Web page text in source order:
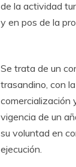
de la actividad
y en pos de la
Se trata de un
trasandino, con
comercialización
vigencia de un
su voluntad en
ejecución.